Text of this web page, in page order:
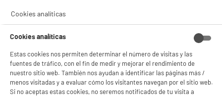
- ofrecer publicidad y comunicaciones personalizadas
- facilitar el intercambio de contenido en las redes sociales
- analizar el tráfico en nuestro sitio web Consulta la política de cookies.
Si aceptas, la experiencia será aún mejor. Si no acepta, se utilizarán cookies
estadísticas anónimas basadas en tu navegación. Puedes oponerte a su uso
gestionando sus cookies.
¡Buena visita!
Cookies analíticas
Cookies analíticas
Estas cookies nos permiten determinar el número de visitas y las
fuentes de tráfico, con el fin de medir y mejorar el rendimiento de
nuestro sitio web. También nos ayudan a identificar las páginas más /
menos visitadas y a evaluar cómo los visitantes navegan por el sitio web.
Si no aceptas estas cookies, no seremos notificados de tu visita a